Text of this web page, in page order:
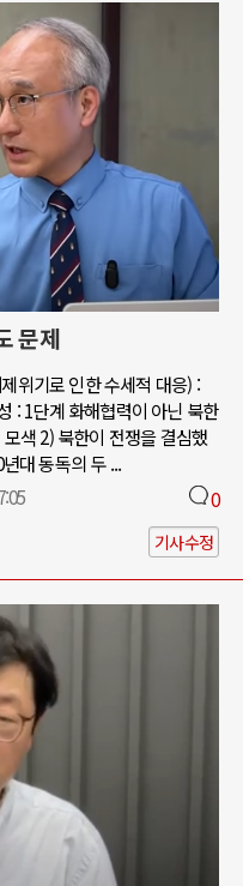
문제
위기로 인한 수세적 대응) :
: 1단계 화해협력이 아닌 북한
색 2) 북한이 전쟁을 결심했
대 동독의 두 ...
0
기사수정